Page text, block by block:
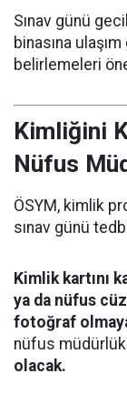
Sınav günü
binasına
belirlemeleri
Kimliğini
Nüfus
ÖSYM, kimlik
sınav günü
Kimlik kartını
ya da nüfus
fotoğraf
nüfus
olacak.